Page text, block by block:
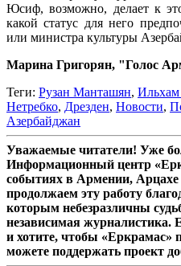
Юсиф, возможно, делает к
какой статус для него
или министра культуры
Марина Григорян, "Голос
Теги: Рузан Манташян,
Нетребко, Дрезден, Новости,
Азербайджан
Уважаемые читатели! Уже
Информационный центр
событиях в Армении,
продолжаем эту работу
которым небезразличны
независимая журналистика.
и хотите, чтобы «Еркрамас»
можете поддержать проект